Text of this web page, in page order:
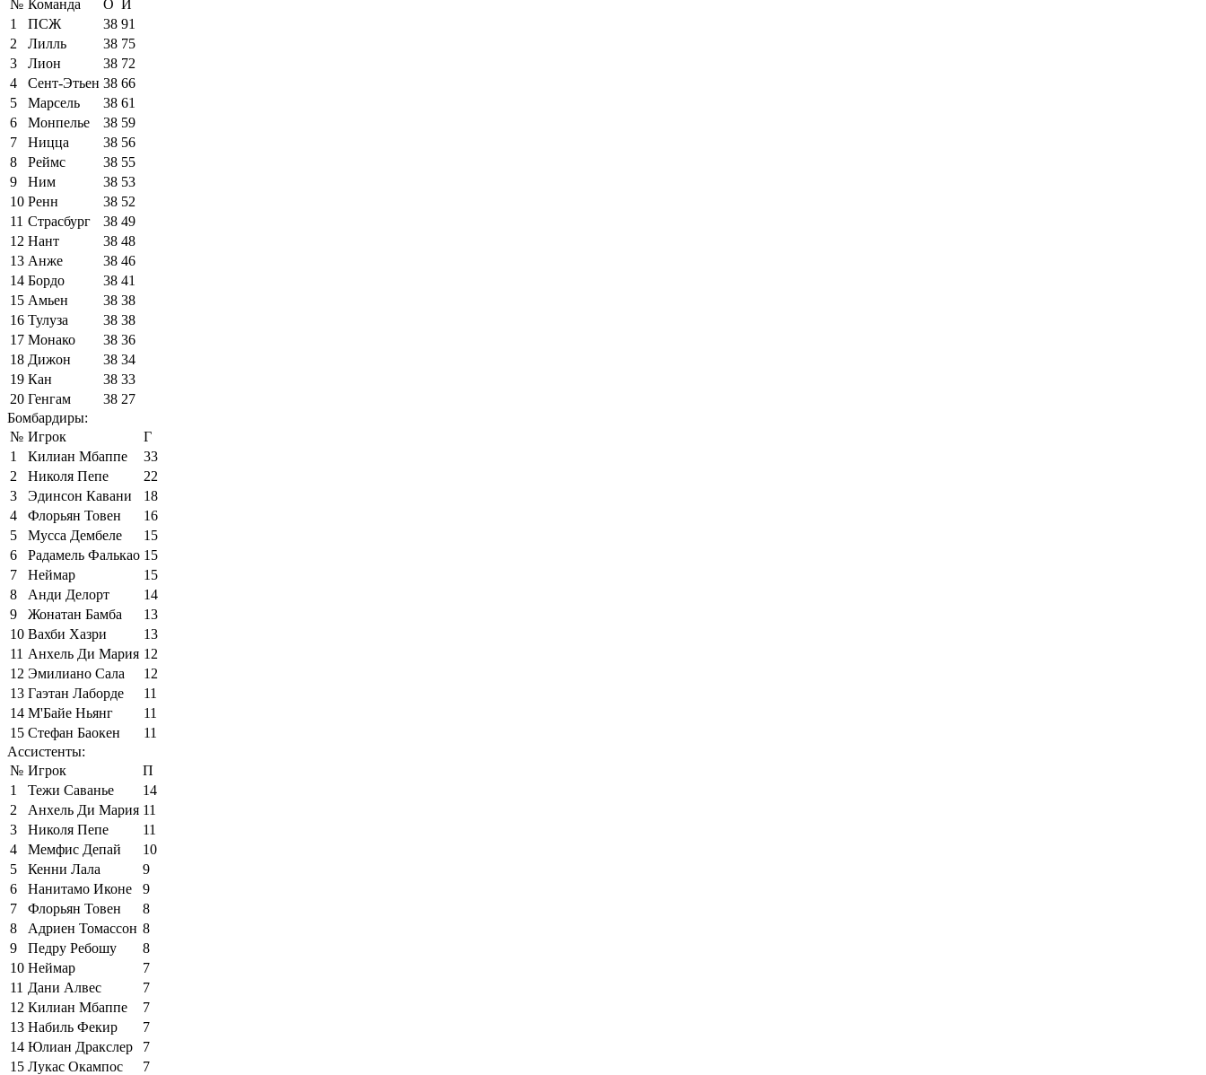
№ Команда О И
1
ПСЖ 38 91
2
Лилль 38 75
3
Лион 38 72
4
Сент-Этьен 38 66
5
Марсель 38 61
6
Монпелье 38 59
7
Ницца 38 56
8
Реймс 38 55
9
Ним 38 53
10 Ренн 38 52
11 Страсбург 38 49
12 Нант 38 48
13 Анже 38 46
14 Бордо 38 41
15 Амьен 38 38
16 Тулуза 38 38
17 Монако 38 36
18 Дижон 38 34
19 Кан 38 33
20 Генгам 38 27
Бомбардиры:
№ Игрок
Г
1
Килиан Мбаппе
33
2
Николя Пепе
22
3
Эдинсон Кавани
18
4
Флорьян Товен
16
5
Мусса Дембеле
15
6
Радамель Фалькао 15
7
Неймар
15
8
Анди Делорт
14
9
Жонатан Бамба
13
10 Вахби Хазри
13
11 Анхель Ди Мария 12
12 Эмилиано Сала
12
13 Гаэтан Лаборде
11
14 М'Байе Ньянг
11
15 Стефан Баокен
11
Ассистенты:
№ Игрок
П
1
Тежи Саванье
14
2
Анхель Ди Мария 11
3
Николя Пепе
11
4
Мемфис Депай
10
5
Кенни Лала
9
6
Нанитамо Иконе
9
7
Флорьян Товен
8
8
Адриен Томассон 8
9
Педру Ребошу
8
10 Неймар
7
11 Дани Алвес
7
12 Килиан Мбаппе
7
13 Набиль Фекир
7
14 Юлиан Дракслер
7
15 Лукас Окампос
7